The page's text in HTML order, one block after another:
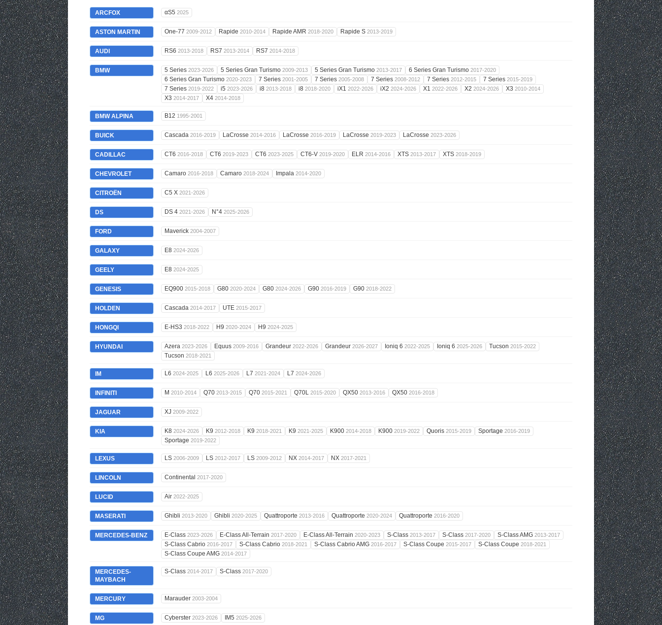
ARCFOX αS5 2025
ASTON MARTIN One-77 2009-2012 Rapide 2010-2014 Rapide AMR 2018-2020 Rapide S 2013-2019
AUDI RS6 2013-2018 RS7 2013-2014 RS7 2014-2018
BMW 5 Series 2023-2026 5 Series Gran Turismo 2009-2013 5 Series Gran Turismo 2013-2017 6 Series Gran Turismo 2017-2020
6 Series Gran Turismo 2020-2023 7 Series 2001-2005 7 Series 2005-2008 7 Series 2008-2012 7 Series 2012-2015 7 Series 2015-2019
7 Series 2019-2022 i5 2023-2026 i8 2013-2018 i8 2018-2020 iX1 2022-2026 iX2 2024-2026 X1 2022-2026 X2 2024-2026 X3 2010-2014
X3 2014-2017 X4 2014-2018
BMW ALPINA B12 1995-2001
BUICK Cascada 2016-2019 LaCrosse 2014-2016 LaCrosse 2016-2019 LaCrosse 2019-2023 LaCrosse 2023-2026
CADILLAC CT6 2016-2018 CT6 2019-2023 CT6 2023-2025 CT6-V 2019-2020 ELR 2014-2016 XTS 2013-2017 XTS 2018-2019
CHEVROLET Camaro 2016-2018 Camaro 2018-2024 Impala 2014-2020
CITROËN C5 X 2021-2026
DS DS 4 2021-2026 N°4 2025-2026
FORD Maverick 2004-2007
GALAXY E8 2024-2026
GEELY E8 2024-2025
GENESIS EQ900 2015-2018 G80 2020-2024 G80 2024-2026 G90 2016-2019 G90 2018-2022
HOLDEN Cascada 2014-2017 UTE 2015-2017
HONGQI E-HS3 2018-2022 H9 2020-2024 H9 2024-2025
HYUNDAI Azera 2023-2026 Equus 2009-2016 Grandeur 2022-2026 Grandeur 2026-2027 Ioniq 6 2022-2025 Ioniq 6 2025-2026 Tucson 2015-2022
Tucson 2018-2021
IM L6 2024-2025 L6 2025-2026 L7 2021-2024 L7 2024-2026
INFINITI M 2010-2014 Q70 2013-2015 Q70 2015-2021 Q70L 2015-2020 QX50 2013-2016 QX50 2016-2018
JAGUAR XJ 2009-2022
KIA K8 2024-2026 K9 2012-2018 K9 2018-2021 K9 2021-2025 K900 2014-2018 K900 2019-2022 Quoris 2015-2019 Sportage 2016-2019
Sportage 2019-2022
LEXUS LS 2006-2009 LS 2012-2017 LS 2009-2012 NX 2014-2017 NX 2017-2021
LINCOLN Continental 2017-2020
LUCID Air 2022-2025
MASERATI Ghibli 2013-2020 Ghibli 2020-2025 Quattroporte 2013-2016 Quattroporte 2020-2024 Quattroporte 2016-2020
MERCEDES-BENZ E-Class 2023-2026 E-Class All-Terrain 2017-2020 E-Class All-Terrain 2020-2023 S-Class 2013-2017 S-Class 2017-2020 S-Class AMG 2013-2017
S-Class Cabrio 2016-2017 S-Class Cabrio 2018-2021 S-Class Cabrio AMG 2016-2017 S-Class Coupe 2015-2017 S-Class Coupe 2018-2021
S-Class Coupe AMG 2014-2017
MERCEDES-
MAYBACH
S-Class 2014-2017 S-Class 2017-2020
MERCURY Marauder 2003-2004
MG Cyberster 2023-2026 IM5 2025-2026